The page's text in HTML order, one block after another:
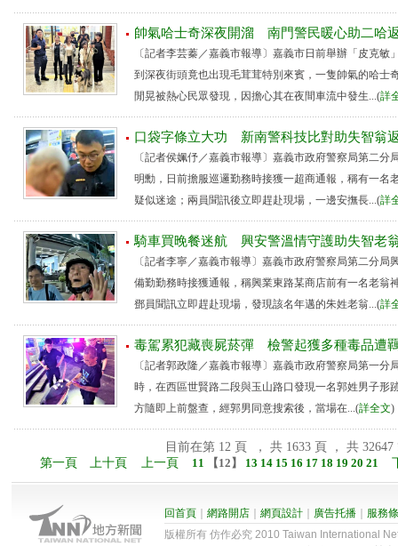
帥氣哈士奇深夜開溜 南門警民暖心助二哈
〔記者李芸蓁／嘉義市報導〕嘉義市日前舉辦「皮克敏
到深夜街頭竟也出現毛茸茸特別來賓，一隻帥氣的哈士
閒晃被熱心民眾發現，因擔心其在夜間車流中發生...(詳
口袋字條立大功 新南警科技比對助失智翁
〔記者侯姵伃／嘉義市報導〕嘉義市政府警察局第二分
明勳，日前擔服巡邏勤務時接獲一超商通報，稱有一名
疑似迷途；兩員聞訊後立即趕赴現場，一邊安撫長...(詳
騎車買晚餐迷航 興安警溫情守護助失智老
〔記者李寧／嘉義市報導〕嘉義市政府警察局第二分局
備勤勤務時接獲通報，稱興業東路某商店前有一名老翁
鄧員聞訊立即趕赴現場，發現該名年邁的朱姓老翁...(詳
毒駕累犯藏喪屍菸彈 檢警起獲多種毒品
〔記者郭政隆／嘉義市報導〕嘉義市政府警察局第一分
時，在西區世賢路二段與玉山路口發現一名郭姓男子形
方隨即上前盤查，經郭男同意搜索後，當場在...(詳全文
目前在第 12 頁 ， 共 1633 頁 ， 共 32647
第一頁
上十頁 上一頁 11 【 12 】 13 14 15 16 17 18 19 20 21
回首頁 網路開店 網頁設計 廣告托播
服務
版權所有 仿作必究 2010 Taiwan International